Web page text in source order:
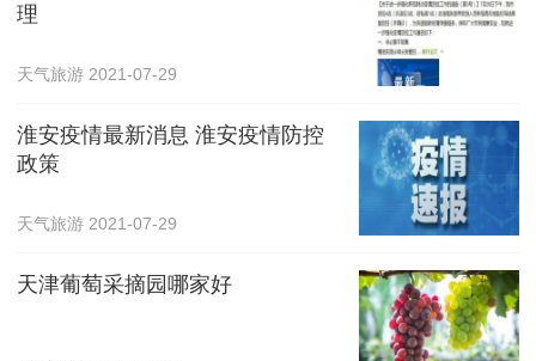
理
天气旅游 2021-07-29
淮安疫情最新消息 淮安疫情防控
政策
天气旅游 2021-07-29
天津葡萄采摘园哪家好